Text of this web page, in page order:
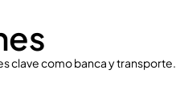
clave como banca y transporte.